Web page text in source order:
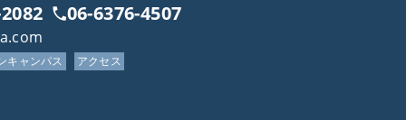
06-6376-4507
キャンパス アクセス